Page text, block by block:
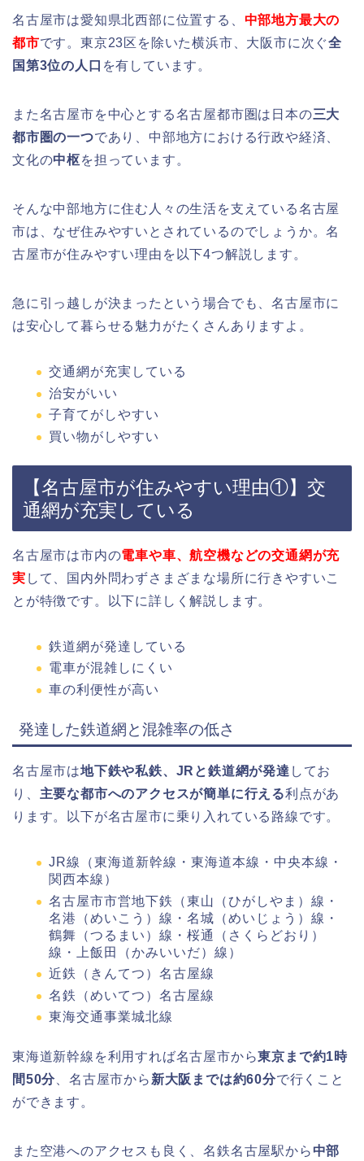
名古屋市は愛知県北西部に位置する、 中部地方最大の
都市です。東京23区を除いた横浜市、大阪市に次ぐ全
国第3位の人口 を有しています。
また名古屋市を中心とする名古屋都市圏は日本の三大
都市圏の一つであり、中部地方における行政や経済、
文化の中枢を担っています。
そんな中部地方に住む人々の生活を支えている名古屋
市は、なぜ住みやすいとされているのでしょうか。名
古屋市が住みやすい理由を以下4つ解説します。
急に引っ越しが決まったという場合でも、名古屋市に
は安心して暮らせる魅力がたくさんありますよ。
交通網が充実している
治安がいい
子育てがしやすい
買い物がしやすい
【名古屋市が住みやすい理由①】交
通網が充実している
名古屋市は市内の電車や車、航空機などの交通網が充
実 して、国内外問わずさまざまな場所に行きやすいこ
とが特徴です。以下に詳しく解説します。
鉄道網が発達している
電車が混雑しにくい
車の利便性が高い
発達した鉄道網と混雑率の低さ
名古屋市は地下鉄や私鉄、JRと鉄道網が発達 してお
り、 主要な都市へのアクセスが簡単に行える利点があ
ります。以下が名古屋市に乗り入れている路線です。
JR線（東海道新幹線・東海道本線・中央本線・
関西本線）
名古屋市市営地下鉄（東山（ひがしやま）線・
名港（めいこう）線・名城（めいじょう）線・
鶴舞（つるまい）線・桜通（さくらどおり）
線・上飯田（かみいいだ）線）
近鉄（きんてつ）名古屋線
名鉄（めいてつ）名古屋線
東海交通事業城北線
東海道新幹線を利用すれば名古屋市から東京まで約1時
間50分 、名古屋市から 新大阪までは約60分で行くこと
ができます。
また空港へのアクセスも良く、名鉄名古屋駅から 中部